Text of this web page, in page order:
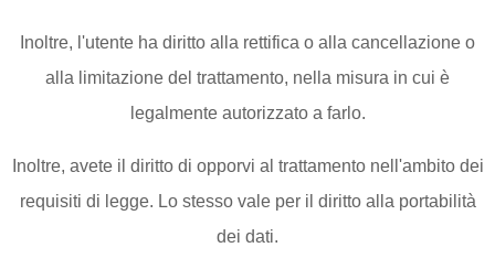
Inoltre, l'utente ha diritto alla rettifica o alla cancellazione o
alla limitazione del trattamento, nella misura in cui è
legalmente autorizzato a farlo.
Inoltre, avete il diritto di opporvi al trattamento nell'ambito dei
requisiti di legge. Lo stesso vale per il diritto alla portabilità
dei dati.